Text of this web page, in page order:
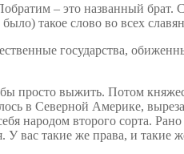
– это названный брат.
такое слово во всех
государства,
просто выжить. Потом
в Северной Америке,
народом второго сорта.
вас такие же права, и такие